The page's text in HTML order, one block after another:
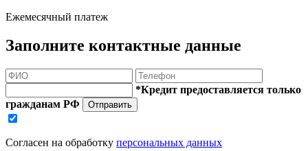
Ежемесячный платеж
Заполните контактные данные
*Кредит предоставляется только
гражданам РФ
Отправить
Согласен на обработку персональных данных